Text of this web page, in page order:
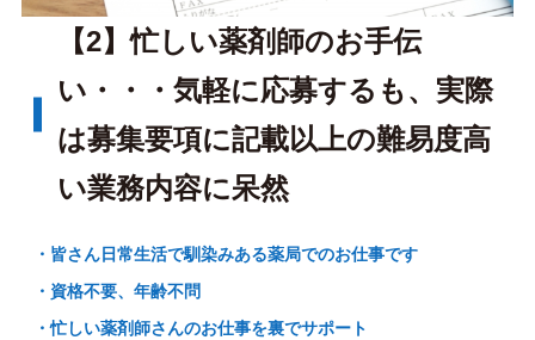
【2】忙しい薬剤師のお手伝
い・・・気軽に応募するも、実際
は募集要項に記載以上の難易度高
い業務内容に呆然
・皆さん日常生活で馴染みある薬局でのお仕事です
・資格不要、年齢不問
・忙しい薬剤師さんのお仕事を裏でサポート